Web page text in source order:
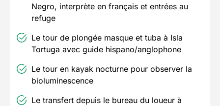
Negro, interprète en français et entrées au
refuge
Le tour de plongée masque et tuba à Isla
Tortuga avec guide hispano/anglophone
Le tour en kayak nocturne pour observer la
bioluminescence
Le transfert depuis le bureau du loueur à